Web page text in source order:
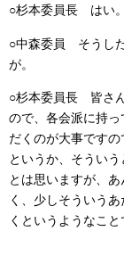
○杉本委員長 はい。
○中森委員
そうし
が。
○杉本委員長 皆さ
ので、各会派に持
だくのが大事です
というか、そうい
とは思いますが、
く、少しそういうあ
くというようなこと
〔「そうや